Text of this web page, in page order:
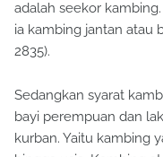
ia kambing jantan atau
2835).
bayi perempuan dan
kurban. Yaitu kambing
hingga usia. Kambing